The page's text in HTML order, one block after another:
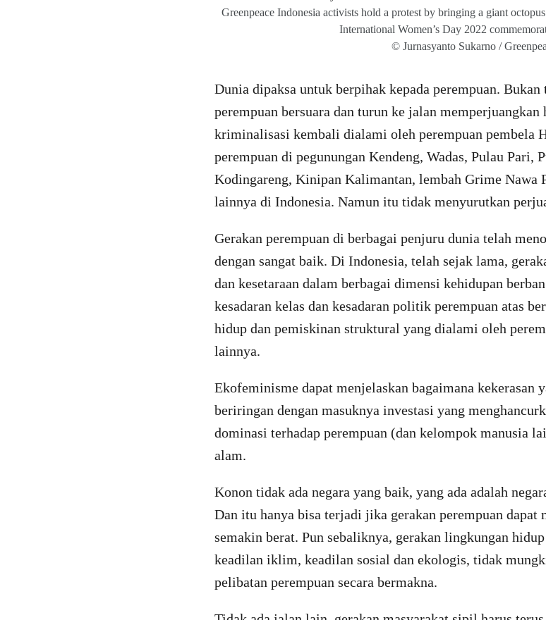
Greenpeace Indonesia activists hold a protest by bringing a giant
International Women’s Day 2022
© Jurnasyanto Sukarno /
Dunia dipaksa untuk berpihak kepada perempuan. Bukan
perempuan bersuara dan turun ke jalan memperjuangkan
kriminalisasi kembali dialami oleh perempuan pembela
perempuan di pegunungan Kendeng, Wadas, Pulau Pari,
Kodingareng, Kinipan Kalimantan, lembah Grime Nawa
lainnya di Indonesia. Namun itu tidak menyurutkan
Gerakan perempuan di berbagai penjuru dunia telah
dengan sangat baik. Di Indonesia, telah sejak lama,
dan kesetaraan dalam berbagai dimensi kehidupan
kesadaran kelas dan kesadaran politik perempuan atas
hidup dan pemiskinan struktural yang dialami oleh
lainnya.
Ekofeminisme dapat menjelaskan bagaimana kekerasan
beriringan dengan masuknya investasi yang
dominasi terhadap perempuan (dan kelompok manusia
alam.
Konon tidak ada negara yang baik, yang ada adalah
Dan itu hanya bisa terjadi jika gerakan perempuan dapat
semakin berat. Pun sebaliknya, gerakan lingkungan
keadilan iklim, keadilan sosial dan ekologis, tidak
pelibatan perempuan secara bermakna.